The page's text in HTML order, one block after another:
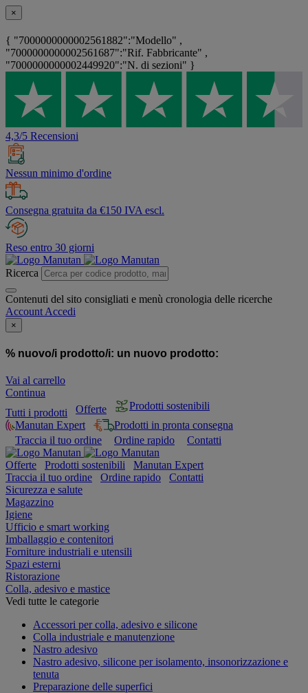
×
{ "7000000000002561882":"Modello" ,
"7000000000002561687":"Rif. Fabbricante" ,
"7000000000002449920":"N. di sezioni" }
4,3/5 Recensioni
Nessun minimo d'ordine
Consegna gratuita da €150 IVA escl.
Reso entro 30 giorni
Ricerca
Contenuti del sito consigliati e menù cronologia delle ricerche
Account Accedi
×
% nuovo/i prodotto/i: un nuovo prodotto:
Vai al carrello
Continua
Tutti i prodotti
Offerte
Prodotti sostenibili
Manutan Expert
Prodotti in pronta consegna
Traccia il tuo ordine
Ordine rapido Contatti
Offerte Prodotti sostenibili
Manutan Expert
Traccia il tuo ordine
Ordine rapido
Contatti
Sicurezza e salute
Magazzino
Igiene
Ufficio e smart working
Imballaggio e contenitori
Forniture industriali e utensili
Spazi esterni
Ristorazione
Colla, adesivo e mastice
Vedi tutte le categorie
Accessori per colla, adesivo e silicone
Colla industriale e manutenzione
Nastro adesivo
Nastro adesivo, silicone per isolamento, insonorizzazione e
tenuta
Preparazione delle superfici